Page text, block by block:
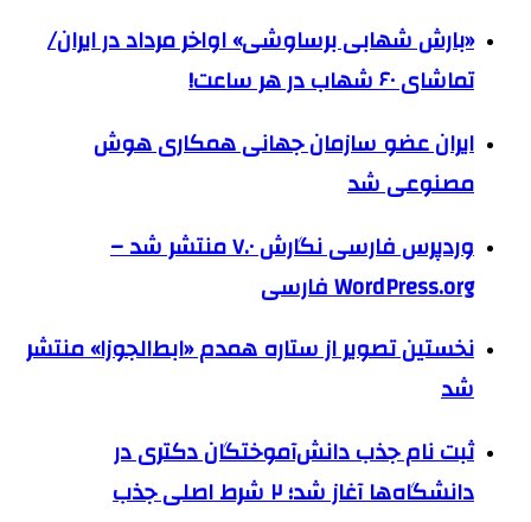
«بارش شهابی برساوشی» اواخر مرداد در ایران/
تماشای ۶۰ شهاب در هر ساعت!
ایران عضو سازمان جهانی همکاری هوش
مصنوعی شد
وردپرس فارسی نگارش ۷.۰ منتشر شد –
WordPress.org فارسی
نخستین تصویر از ستاره همدم «ابط‌الجوزا» منتشر
شد
ثبت نام جذب دانش‌آموختگان دکتری در
دانشگاه‌ها آغاز شد؛ ۲ شرط اصلی جذب